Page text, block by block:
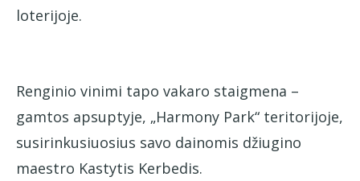
loterijoje.
Renginio vinimi tapo vakaro staigmena –
gamtos apsuptyje, „Harmony Park“ teritorijoje,
susirinkusiuosius savo dainomis džiugino
maestro Kastytis Kerbedis.